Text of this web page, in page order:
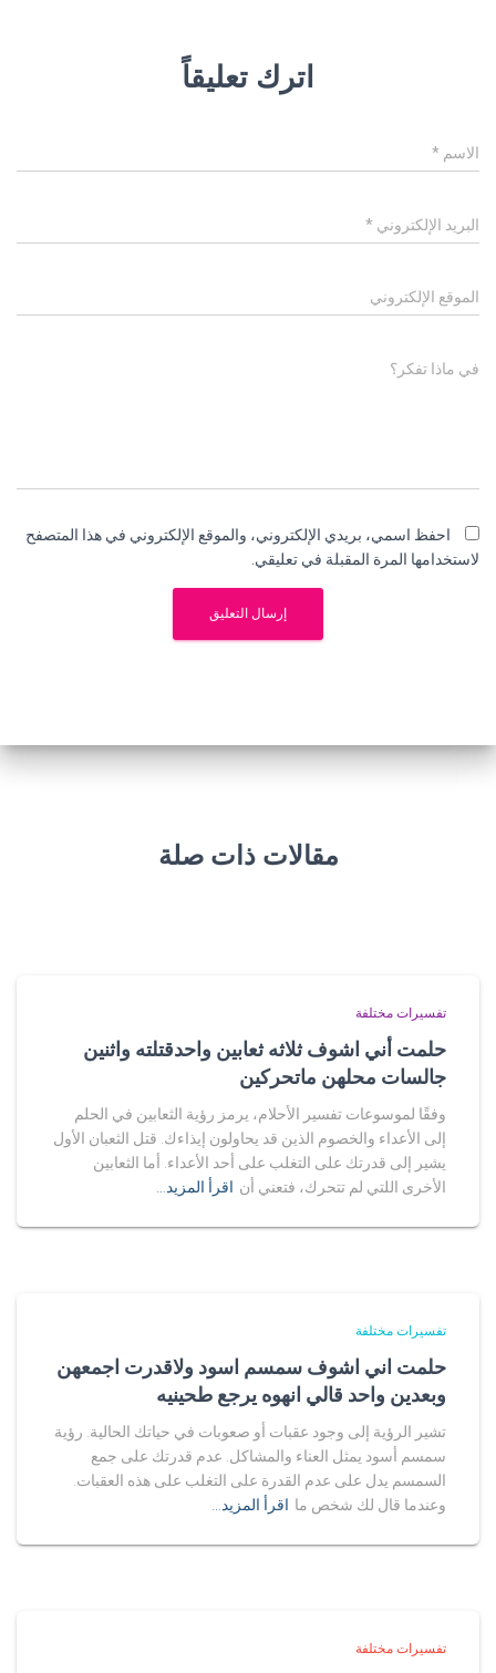
اترك تعليقاً
الاسم *
البريد الإلكتروني *
الموقع الإلكتروني
في ماذا تفكر؟
احفظ اسمي، بريدي الإلكتروني، والموقع الإلكتروني في هذا المتصفح
لاستخدامها المرة المقبلة في تعليقي.
مقالات ذات صلة
تفسيرات مختلفة
حلمت أني اشوف ثلاثه ثعابين واحدقتلته واثنين
جالسات محلهن ماتحركين
وفقًا لموسوعات تفسير الأحلام، يرمز رؤية الثعابين في الحلم
إلى الأعداء والخصوم الذين قد يحاولون إيذاءك. قتل الثعبان الأول
يشير إلى قدرتك على التغلب على أحد الأعداء. أما الثعابين
الأخرى اللتي لم تتحرك، فتعني أن اقرأ المزيد…
تفسيرات مختلفة
حلمت اني اشوف سمسم اسود ولاقدرت اجمعهن
وبعدين واحد قالي انهوه يرجع طحينيه
تشير الرؤية إلى وجود عقبات أو صعوبات في حياتك الحالية. رؤية
سمسم أسود يمثل العناء والمشاكل. عدم قدرتك على جمع
السمسم يدل على عدم القدرة على التغلب على هذه العقبات.
وعندما قال لك شخص ما اقرأ المزيد…
تفسيرات مختلفة